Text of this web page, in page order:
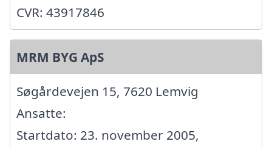
CVR: 43917846
MRM BYG ApS
Søgårdevejen 15, 7620 Lemvig
Ansatte:
Startdato: 23. november 2005,